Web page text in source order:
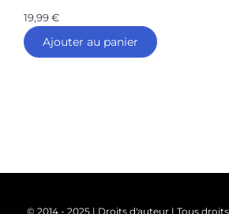
19,99€
Ajouter au panier
© 2014 - 2025 | Droits d'auteur | Tous